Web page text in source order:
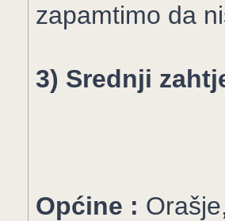
zapamtimo da
3) Srednji
Općine :